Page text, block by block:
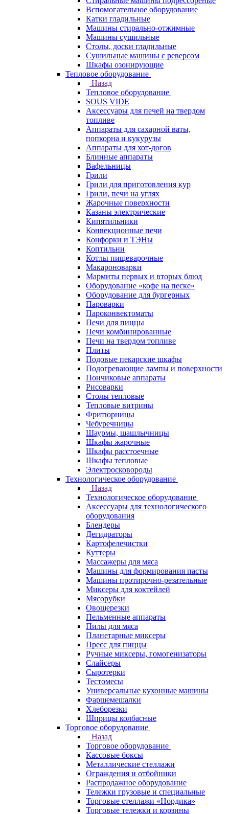
Вспомогательное оборудование
Катки гладильные
Машины стирально-отжимные
Машины сушильные
Столы, доски гладильные
Сушильные машины с реверсом
Шкафы озонирующие
Тепловое оборудование
Назад
Тепловое оборудование
SOUS VIDE
Аксессуары для печей на твердом
топливе
Аппараты для сахарной ваты,
попкорна и кукурузы
Аппараты для хот-догов
Блинные аппараты
Вафельницы
Грили
Грили для приготовления кур
Грили, печи на углях
Жарочные поверхности
Казаны электрические
Кипятильники
Конвекционные печи
Конфорки и ТЭНы
Коптильни
Котлы пищеварочные
Макароноварки
Мармиты первых и вторых блюд
Оборудование «кофе на песке»
Оборудование для бургерных
Пароварки
Пароконвектоматы
Печи для пиццы
Печи комбинированные
Печи на твердом топливе
Плиты
Подовые пекарские шкафы
Подогревающие лампы и поверхности
Пончиковые аппараты
Рисоварки
Столы тепловые
Тепловые витрины
Фритюрницы
Чебуречницы
Шаурмы, шашлычницы
Шкафы жарочные
Шкафы расстоечные
Шкафы тепловые
Электросковороды
Технологическое оборудование
Назад
Технологическое оборудование
Аксессуары для технологического
оборудования
Блендеры
Дегидраторы
Картофелечистки
Куттеры
Массажеры для мяса
Машины для формирования пасты
Машины протирочно-резательные
Миксеры для коктейлей
Мясорубки
Овощерезки
Пельменные аппараты
Пилы для мяса
Планетарные миксеры
Пресс для пиццы
Ручные миксеры, гомогенизаторы
Слайсеры
Сыротерки
Тестомесы
Универсальные кухонные машины
Фаршемешалки
Хлеборезки
Шприцы колбасные
Торговое оборудование
Назад
Торговое оборудование
Кассовые боксы
Металлические стеллажи
Ограждения и отбойники
Распродажное оборудование
Тележки грузовые и специальные
Торговые стеллажи «Нордика»
Торговые тележки и корзины